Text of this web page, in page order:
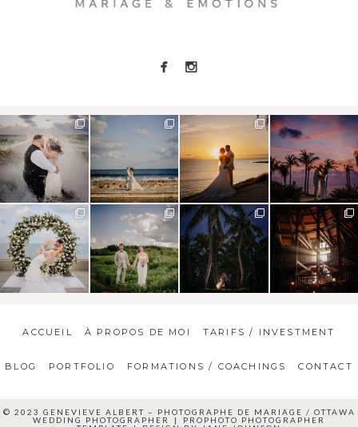
ACCUEIL À PROPOS DE MOI TARIFS / INVESTMENT
BLOG PORTFOLIO FORMATIONS / COACHINGS CONTACT
© 2023 GENEVIEVE ALBERT – PHOTOGRAPHE DE MARIAGE / OTTAWA
WEDDING PHOTOGRAPHER
|
PROPHOTO PHOTOGRAPHER